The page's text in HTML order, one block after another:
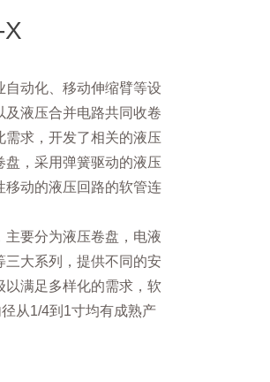
动化、移动伸缩臂等设
液压合并电路共同收卷
求，开发了相关的液压
，采用弹簧驱动的液压
移动的液压回路的软管连
要分为液压卷盘，电液
三大系列，提供不同的安
以满足多样化的需求，软
从1/4到1寸均有成熟产